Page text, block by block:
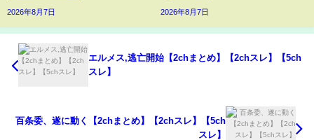
2026年8月7日 2026年8月7日
エルメス,逃亡開始【2chまとめ】【2chスレ】【5ch
スレ】
百条委、遂に動く【2chまとめ】【2chスレ】【5ch
スレ】